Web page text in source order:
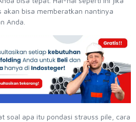
akan bisa memberatkan nantinya
Anda.
soal apa itu pondasi strauss pile, cara